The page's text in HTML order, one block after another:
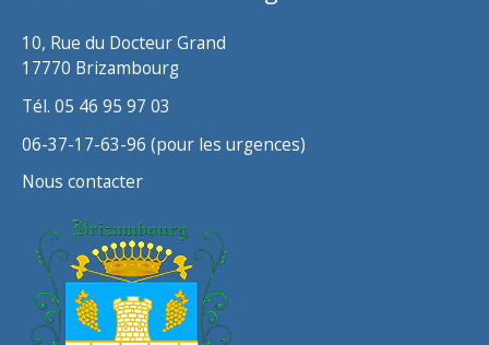
10, Rue du Docteur Grand
17770 Brizambourg
Tél. 05 46 95 97 03
06-37-17-63-96 (pour les urgences)
Nous contacter